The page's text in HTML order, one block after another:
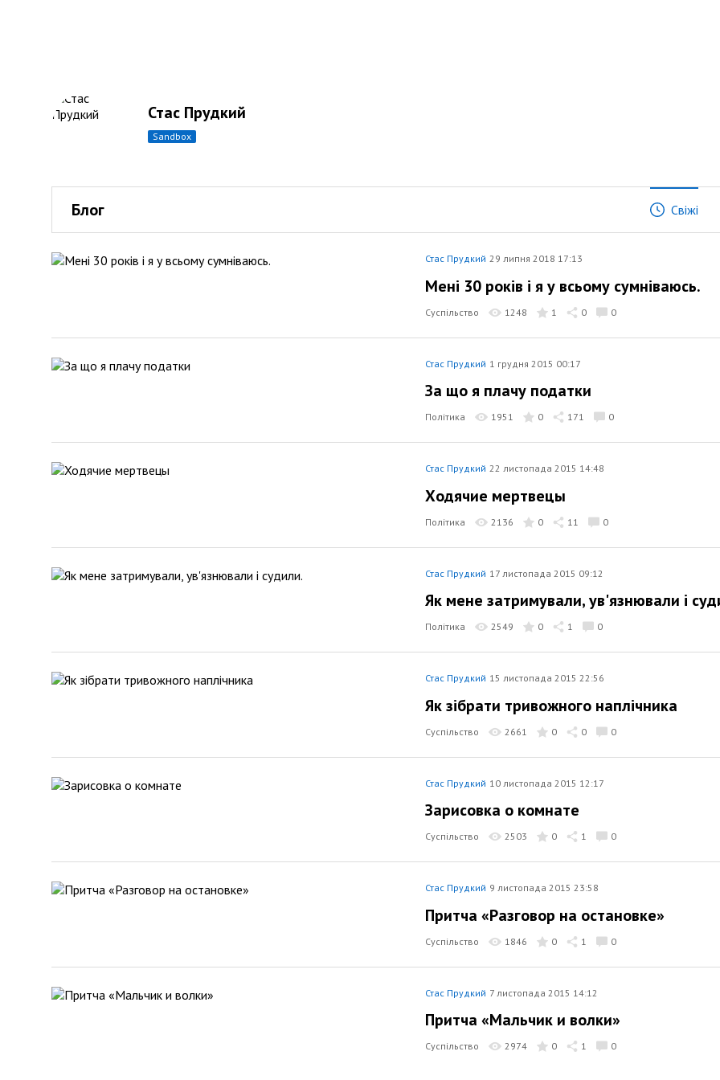
Стас Прудкий
sandbox
Блог Свіжі
Стас Прудкий 29 липня 2018 17:13
Мені 30 років і я у всьому сумніваюсь.
Суспільство 1248 1 0 0
Стас Прудкий 1 грудня 2015 00:17
За що я плачу податки
Політика 1951 0 171 0
Стас Прудкий 22 листопада 2015 14:48
Ходячие мертвецы
Політика 2136 0 11 0
Стас Прудкий 17 листопада 2015 09:12
Як мене затримували, ув'язнювали і
Політика 2549 0 1 0
Стас Прудкий 15 листопада 2015 22:56
Як зібрати тривожного наплічника
Суспільство 2661 0 0 0
Стас Прудкий 10 листопада 2015 12:17
Зарисовка о комнате
Суспільство 2503 0 1 0
Стас Прудкий 9 листопада 2015 23:58
Притча «Разговор на остановке»
Суспільство 1846 0 1 0
Стас Прудкий 7 листопада 2015 14:12
Притча «Мальчик и волки»
Суспільство 2974 0 1 0